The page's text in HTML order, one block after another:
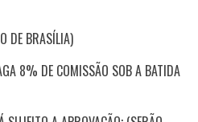
DE BRASÍLIA)
8% DE COMISSÃO SOB A BATIDA